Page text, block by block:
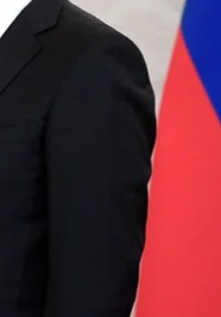
командующим
в Золотом и